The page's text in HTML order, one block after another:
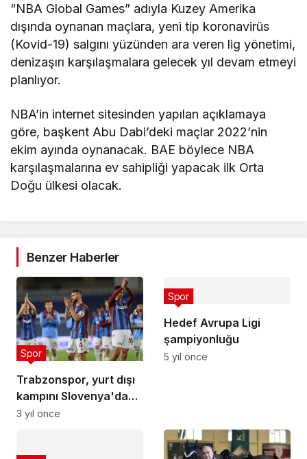
“NBA Global Games” adıyla Kuzey Amerika
dışında oynanan maçlara, yeni tip koronavirüs
(Kovid-19) salgını yüzünden ara veren lig yönetimi,
denizaşırı karşılaşmalara gelecek yıl devam etmeyi
planlıyor.
NBA’in internet sitesinden yapılan açıklamaya
göre, başkent Abu Dabi’deki maçlar 2022’nin
ekim ayında oynanacak. BAE böylece NBA
karşılaşmalarına ev sahipliği yapacak ilk Orta
Doğu ülkesi olacak.
Benzer Haberler
Trabzonspor, yurt dışı
kampını Slovenya'da
yapacak
Spor
3 yıl önce
Hedef Avrupa Ligi
şampiyonluğu
Spor
5 yıl önce